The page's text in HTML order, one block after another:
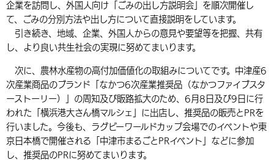
企業を訪問し、外国人向け「ごみの出し方説明会」を順次開催し
て、ごみの分別方法や出し方について直接説明をしています。
引き続き、地域、企業、外国人からの意見や要望等を把握、共有
し、より良い共生社会の実現に努めてまいります。
次に、農林水産物の高付加価値化の取組みについてです。中津産6
次産業商品のブランド「なかつ6次産業推奨品（なかつファイブスタ
ーストーリー）」の周知及び販路拡大のため、6月8日及び9日に行
われた「横浜港大さん橋マルシェ」に出店し、推奨品の販売とPRを
行いました。今後も、ラグビーワールドカップ会場でのイベントや東
京日本橋で開催される「中津市まるごとPRイベント」などに参加
し、推奨品のPRに努めてまいります。